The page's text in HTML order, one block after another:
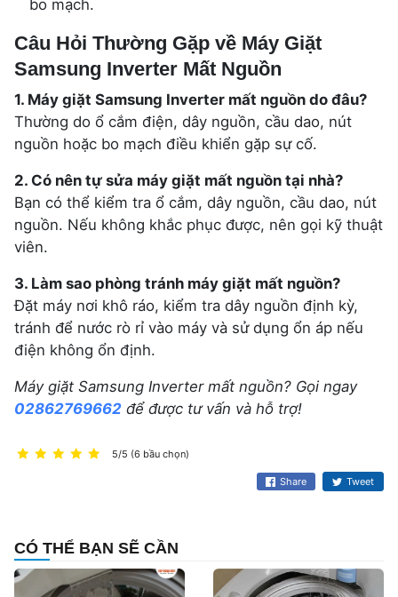
bo mạch.
Câu Hỏi Thường Gặp về Máy Giặt
Samsung Inverter Mất Nguồn
1. Máy giặt Samsung Inverter mất nguồn do đâu?
Thường do ổ cắm điện, dây nguồn, cầu dao, nút
nguồn hoặc bo mạch điều khiển gặp sự cố.
2. Có nên tự sửa máy giặt mất nguồn tại nhà?
Bạn có thể kiểm tra ổ cắm, dây nguồn, cầu dao, nút
nguồn. Nếu không khắc phục được, nên gọi kỹ thuật
viên.
3. Làm sao phòng tránh máy giặt mất nguồn?
Đặt máy nơi khô ráo, kiểm tra dây nguồn định kỳ,
tránh để nước rò rỉ vào máy và sử dụng ổn áp nếu
điện không ổn định.
Máy giặt Samsung Inverter mất nguồn? Gọi ngay
02862769662 để được tư vấn và hỗ trợ!
5/5 (6 bầu chọn)
Share Tweet
CÓ THỂ BẠN SẼ CẦN